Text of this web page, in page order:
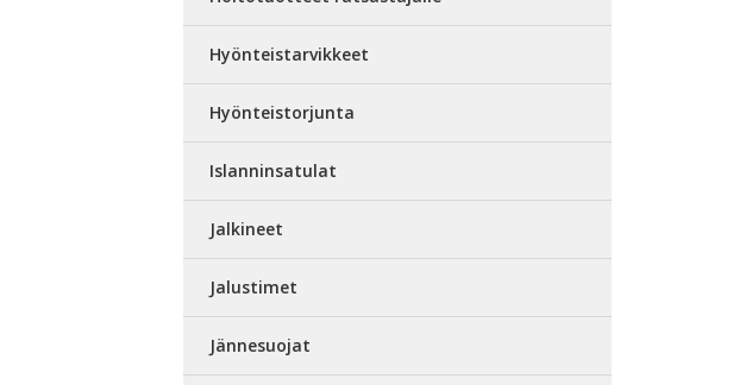
Hyönteistarvikkeet
Hyönteistorjunta
Islanninsatulat
Jalkineet
Jalustimet
Jännesuojat